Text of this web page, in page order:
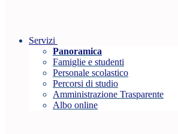
Servizi
Panoramica
Famiglie e studenti
Personale scolastico
Percorsi di studio
Amministrazione Trasparente
Albo online